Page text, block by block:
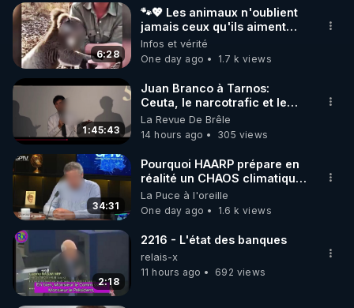
▶ 30 jours gratuit sur l’application de méditation et
de bien-être ENVOL :
Rendez-vous sur https://www.envol.app/code
le code : REGENERE
6:28
🐾💖 Les animaux n'oublient
jamais ceux qu'ils aiment…
🥹❤️
Infos et vérité
One day ago
1.7 k views
1:45:43
Juan Branco à Tarnos:
Ceuta, le narcotrafic et le
pouvoir en France
La Revue De Brêle
14 hours ago
305 views
34:31
Pourquoi HAARP prépare en
réalité un CHAOS climatique,
on répond
La Puce à l'oreille
One day ago
1.6 k views
2:18
2216 - L'état des banques
relais-x
11 hours ago
692 views